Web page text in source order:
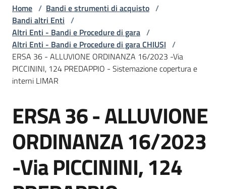
telematici
L'Agenzia
e
strumenti
acquisto
Supporto
Home / Bandi e strumenti di acquisto /
Bandi altri Enti /
Altri Enti - Bandi e Procedure di gara /
Altri Enti - Bandi e Procedure di gara CHIUSI /
ERSA 36 - ALLUVIONE ORDINANZA 16/2023 -Via
PICCININI, 124 PREDAPPIO - Sistemazione copertura e
interni LIMAR
Salta al contenuto
ERSA 36 - ALLUVIONE
ORDINANZA 16/2023
-Via PICCININI, 124